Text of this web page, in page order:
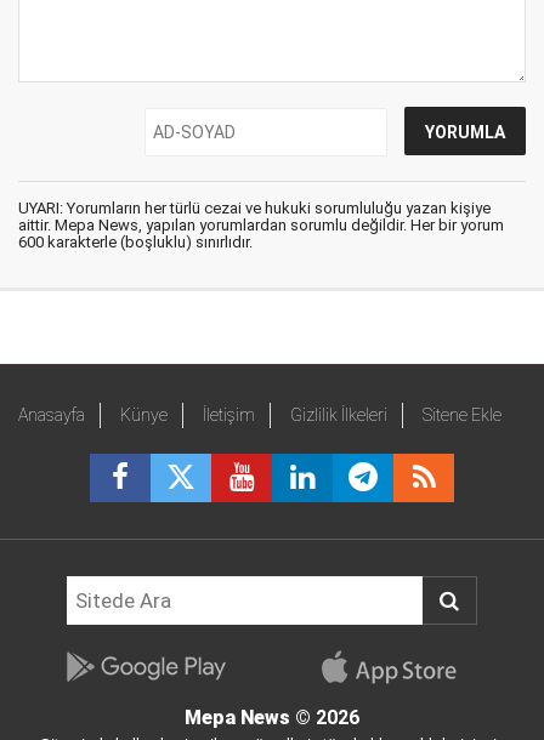
UYARI: Yorumların her türlü cezai ve hukuki sorumluluğu yazan kişiye
aittir. Mepa News, yapılan yorumlardan sorumlu değildir. Her bir yorum
600 karakterle (boşluklu) sınırlıdır.
Anasayfa Künye İletişim Gizlilik İlkeleri Sitene Ekle
Mepa News © 2026